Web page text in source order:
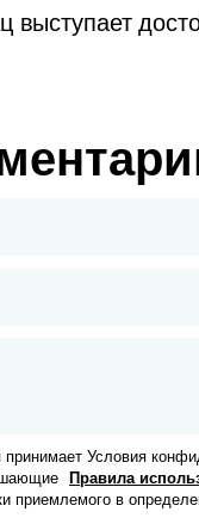
выступает
Условия
Правила
приемлемого в